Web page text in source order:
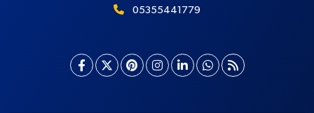
05355441779